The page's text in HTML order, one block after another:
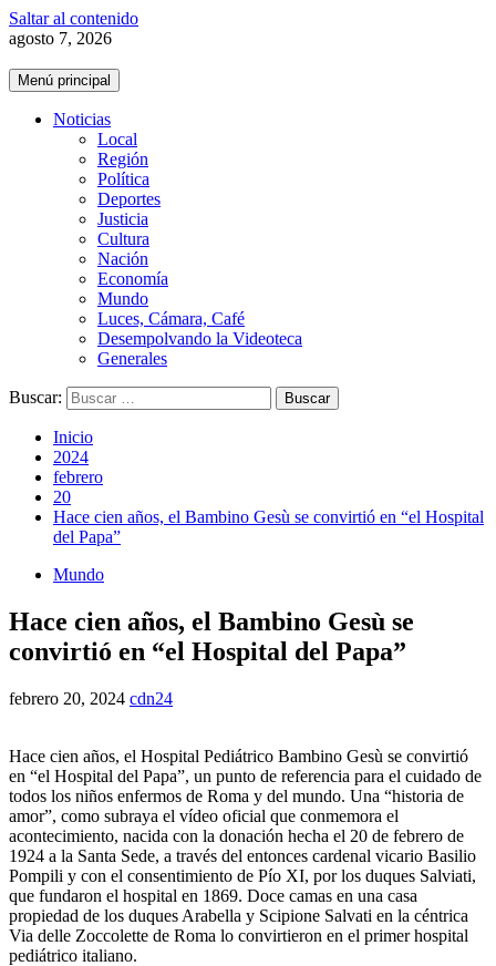
Saltar al contenido
agosto 7, 2026
Menú principal
Noticias
Local
Región
Política
Deportes
Justicia
Cultura
Nación
Economía
Mundo
Luces, Cámara, Café
Desempolvando la Videoteca
Generales
Buscar:
Inicio
2024
febrero
20
Hace cien años, el Bambino Gesù se convirtió en “el Hospital
del Papa”
Mundo
Hace cien años, el Bambino Gesù se
convirtió en “el Hospital del Papa”
febrero 20, 2024 cdn24
Hace cien años, el Hospital Pediátrico Bambino Gesù se convirtió
en “el Hospital del Papa”, un punto de referencia para el cuidado de
todos los niños enfermos de Roma y del mundo. Una “historia de
amor”, como subraya el vídeo oficial que conmemora el
acontecimiento, nacida con la donación hecha el 20 de febrero de
1924 a la Santa Sede, a través del entonces cardenal vicario Basilio
Pompili y con el consentimiento de Pío XI, por los duques Salviati,
que fundaron el hospital en 1869. Doce camas en una casa
propiedad de los duques Arabella y Scipione Salvati en la céntrica
Via delle Zoccolette de Roma lo convirtieron en el primer hospital
pediátrico italiano.